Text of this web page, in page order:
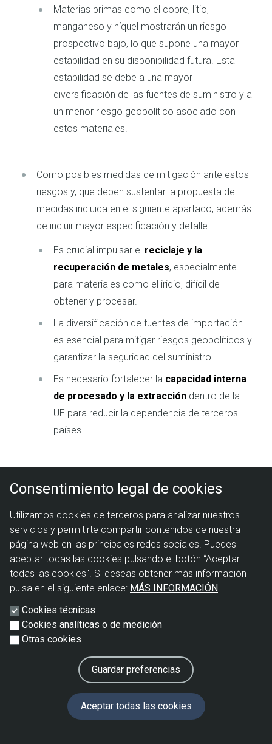
Materias primas como el cobre, litio,
manganeso y níquel mostrarán un riesgo
prospectivo bajo, lo que supone una mayor
estabilidad en su disponibilidad futura. Esta
estabilidad se debe a una mayor
diversificación de las fuentes de suministro y a
un menor riesgo geopolítico asociado con
estos materiales.
Como posibles medidas de mitigación ante estos
riesgos y, que deben sustentar la propuesta de
medidas incluida en el siguiente apartado, además
de incluir mayor especificación y detalle:
Es crucial impulsar el reciclaje y la
recuperación de metales, especialmente
para materiales como el iridio, difícil de
obtener y procesar.
La diversificación de fuentes de importación
es esencial para mitigar riesgos geopolíticos y
garantizar la seguridad del suministro.
Es necesario fortalecer la capacidad interna
de procesado y la extracción dentro de la
UE para reducir la dependencia de terceros
países.
publicaciones del CEPI y recibir todas las
actualizaciones
SUSCRÍBETE
El Centro de Estrategia y Prospectiva Industrial, CEPI, es un
centro de pensamiento o think tank promovido por
Secretaría de Estado de Industria del Ministerio de
Industria y Turismo y por la Fundación EOI.
Consentimiento legal de cookies
Utilizamos cookies de terceros para analizar nuestros
servicios y permitirte compartir contenidos de nuestra
página web en las principales redes sociales. Puedes
aceptar todas las cookies pulsando el botón “Aceptar
todas las cookies". Si deseas obtener más información
pulsa en el siguiente enlace: MÁS INFORMACIÓN
Cookies técnicas
Cookies analíticas o de medición
Otras cookies
Guardar preferencias
Aceptar todas las cookies